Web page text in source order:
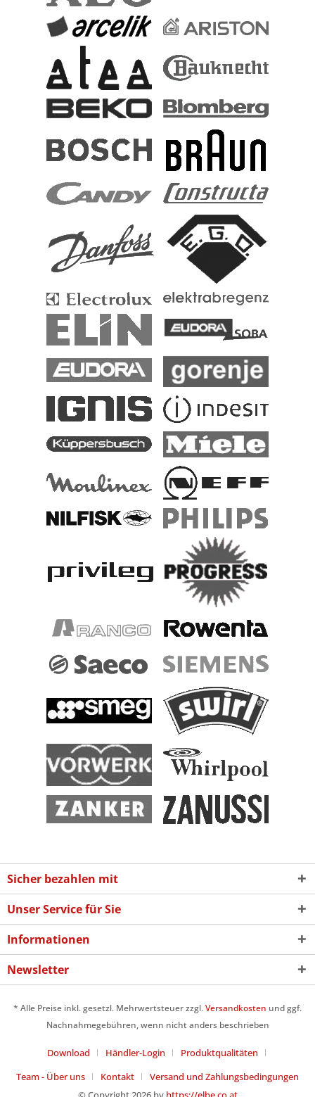
Sicher bezahlen mit
Unser Service für Sie
Informationen
Newsletter
* Alle Preise inkl. gesetzl. Mehrwertsteuer zzgl.Versandkosten und ggf.
Nachnahmegebühren, wenn nicht anders beschrieben
Download Händler-Login
Produktqualitäten
Team - Über uns
Kontakt
Versand und Zahlungsbedingungen